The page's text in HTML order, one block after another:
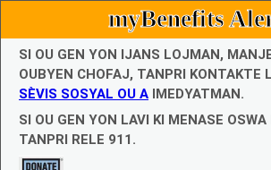
myBenefits
SI OU GEN YON IJANS LOJMAN,
OUBYEN CHOFAJ, TANPRI KONTAKTE
SÈVIS SOSYAL OU A IMEDYATMAN.
SI OU GEN YON LAVI KI MENASE
TANPRI RELE 911.